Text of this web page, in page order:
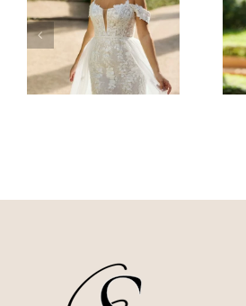
Robe de
mariée
Kamara